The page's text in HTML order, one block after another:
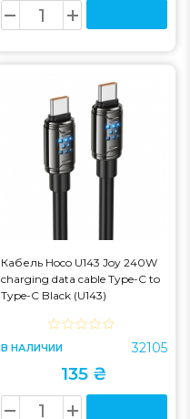
Кабель Hoco U143 Joy 240W
charging data cable Type-C to
Type-C Black (U143)
В НАЛИЧИИ 32105
135 ₴